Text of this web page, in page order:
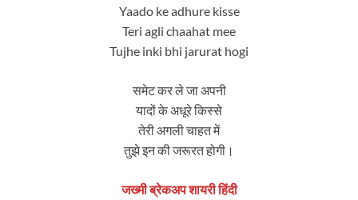
Yaado ke adhure kisse
Teri agli chaahat mee
Tujhe inki bhi jarurat hogi
समेट कर ले जा अपनी
यादों के अधूरे किस्से
तेरी अगली चाहत में
तुझे इन की जरूरत होगी।
जख्मी ब्रेकअप शायरी हिंदी